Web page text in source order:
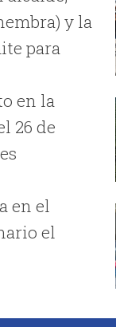
y la
para
en la
26 de
en el
el